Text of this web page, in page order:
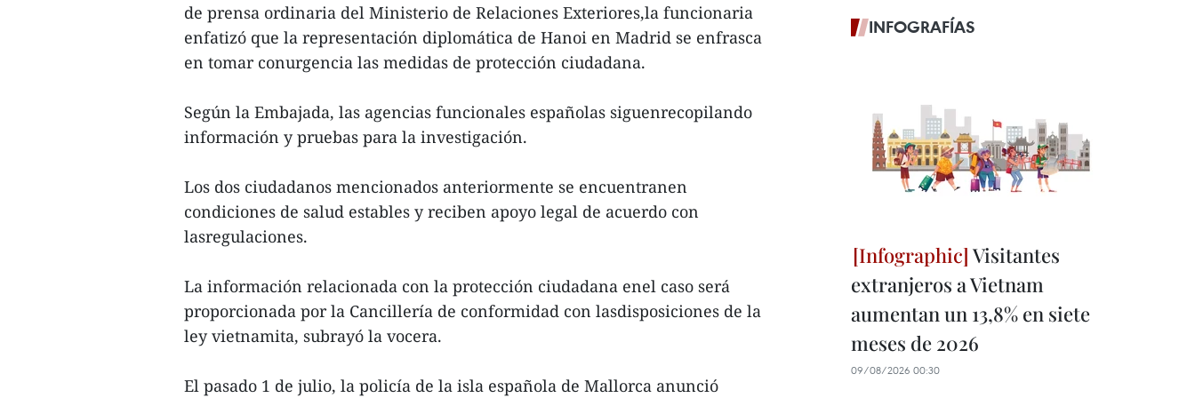
de prensa ordinaria del Ministerio de Relaciones Exteriores,la funcionaria
enfatizó que la representación diplomática de Hanoi en Madrid se enfrasca
en tomar conurgencia las medidas de protección ciudadana.
Según la Embajada, las agencias funcionales españolas siguenrecopilando
información y pruebas para la investigación.
Los dos ciudadanos mencionados anteriormente se encuentranen
condiciones de salud estables y reciben apoyo legal de acuerdo con
lasregulaciones.
La información relacionada con la protección ciudadana enel caso será
proporcionada por la Cancillería de conformidad con lasdisposiciones de la
ley vietnamita, subrayó la vocera.
El pasado 1 de julio, la policía de la isla española de Mallorca anunció
INFOGRAFÍAS
Visitantes
extranjeros a Vietnam
aumentan un 13,8% en siete
meses de 2026
09/08/2026 00:30